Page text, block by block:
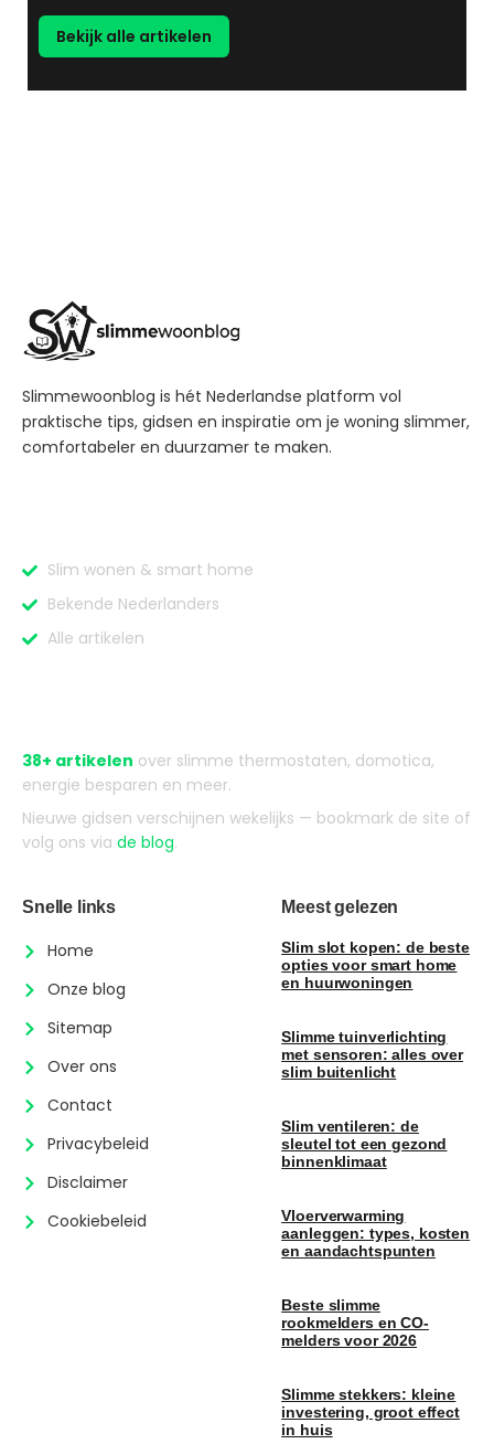
Bekijk alle artikelen
Slimmewoonblog is hét Nederlandse platform vol
praktische tips, gidsen en inspiratie om je woning slimmer,
comfortabeler en duurzamer te maken.
Slim wonen & smart home
Bekende Nederlanders
Alle artikelen
38+ artikelen over slimme thermostaten, domotica,
energie besparen en meer.
Nieuwe gidsen verschijnen wekelijks — bookmark de site of
volg ons via de blog.
Snelle links
Home
Onze blog
Sitemap
Over ons
Contact
Privacybeleid
Disclaimer
Cookiebeleid
Meest gelezen
Slim slot kopen: de beste
opties voor smart home
en huurwoningen
Slimme tuinverlichting
met sensoren: alles over
slim buitenlicht
Slim ventileren: de
sleutel tot een gezond
binnenklimaat
Vloerverwarming
aanleggen: types, kosten
en aandachtspunten
Beste slimme
rookmelders en CO-
melders voor 2026
Slimme stekkers: kleine
investering, groot effect
in huis